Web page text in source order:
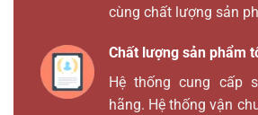
cùng chất lượng sản
Chất lượng sản phẩm
Hệ thống cung cấp
hãng. Hệ thống vận